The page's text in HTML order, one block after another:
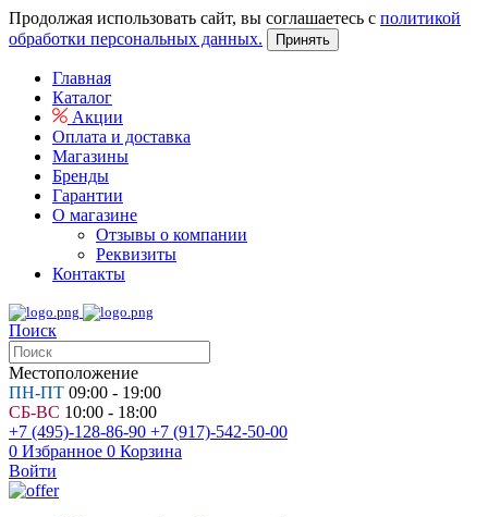
Продолжая использовать сайт, вы соглашаетесь с политикой
обработки персональных данных.
Принять
Главная
Каталог
Акции
Оплата и доставка
Магазины
Бренды
Гарантии
О магазине
Отзывы о компании
Реквизиты
Контакты
Поиск
Местоположение
ПН-ПТ 09:00 - 19:00
СБ-ВС 10:00 - 18:00
+7 (495)-128-86-90 +7 (917)-542-50-00
0 Избранное 0 Корзина
Войти